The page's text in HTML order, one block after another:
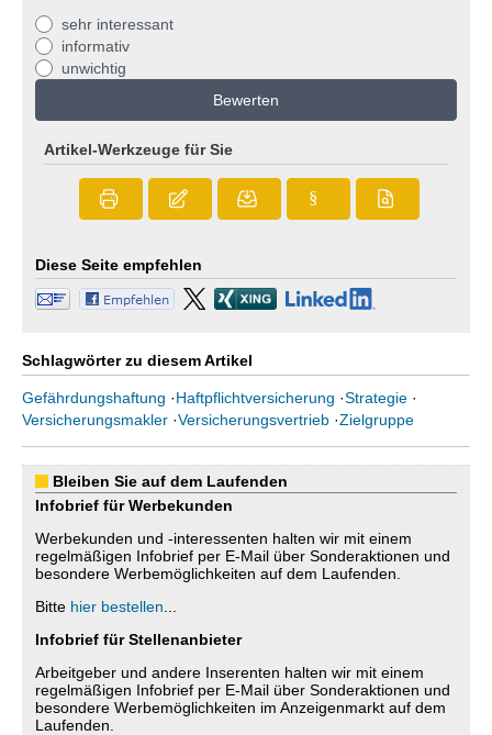
sehr interessant
informativ
unwichtig
Bewerten
Artikel-Werkzeuge für Sie
§
Diese Seite empfehlen
Schlagwörter zu diesem Artikel
Gefährdungshaftung ·Haftpflichtversicherung ·Strategie ·
Versicherungsmakler ·Versicherungsvertrieb ·Zielgruppe
Bleiben Sie auf dem Laufenden
Infobrief für Werbekunden
Werbekunden und -interessenten halten wir mit einem
regelmäßigen Infobrief per E-Mail über Sonderaktionen und
besondere Werbemöglichkeiten auf dem Laufenden.
Bitte hier bestellen
Infobrief für Stellenanbieter
Arbeitgeber und andere Inserenten halten wir mit einem
regelmäßigen Infobrief per E-Mail über Sonderaktionen und
besondere Werbemöglichkeiten im Anzeigenmarkt auf dem
Laufenden.